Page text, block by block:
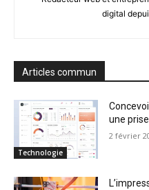
digital
Articles commun
Technologie
une
2 février